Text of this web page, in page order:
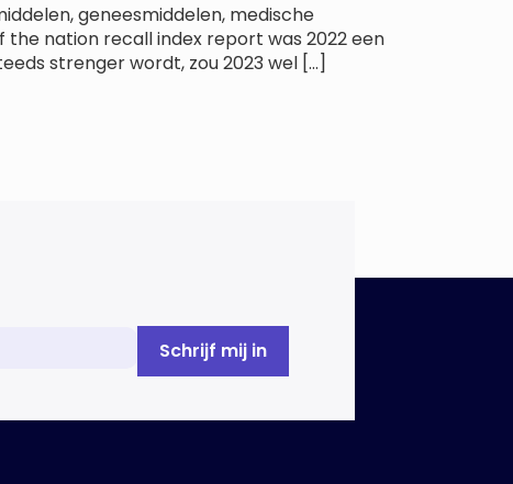
geneesmiddelen, medische
nation recall index report was 2022 een
strenger wordt, zou 2023 wel […]